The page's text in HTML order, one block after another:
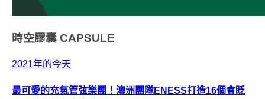
時空膠囊 CAPSULE
2021年的今天
最可愛的充氣管弦樂團！澳洲團隊ENESS打造16個會眨